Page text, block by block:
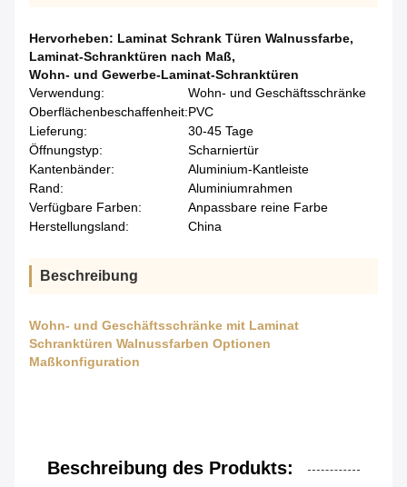
Hervorheben: Laminat Schrank Türen Walnussfarbe,
Laminat-Schranktüren nach Maß,
Wohn- und Gewerbe-Laminat-Schranktüren
Verwendung:
Wohn- und Geschäftsschränke
Oberflächenbeschaffenheit:PVC
Lieferung:
30-45 Tage
Öffnungstyp:
Scharniertür
Kantenbänder:
Aluminium-Kantleiste
Rand:
Aluminiumrahmen
Verfügbare Farben:
Anpassbare reine Farbe
Herstellungsland:
China
Beschreibung
Wohn- und Geschäftsschränke mit Laminat
Schranktüren Walnussfarben Optionen
Maßkonfiguration
Beschreibung des Produkts: